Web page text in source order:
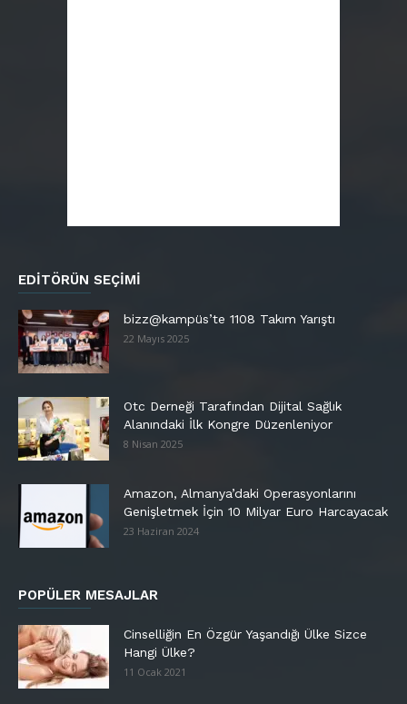
EDITÖRÜN SEÇIMI
bizz@kampüs’te 1108 Takım Yarıştı
22 Mayıs 2025
Otc Derneği Tarafından Dijital Sağlık
Alanındaki İlk Kongre Düzenleniyor
8 Nisan 2025
Amazon, Almanya’daki Operasyonlarını
Genişletmek İçin 10 Milyar Euro Harcayacak
23 Haziran 2024
POPÜLER MESAJLAR
Cinselliğin En Özgür Yaşandığı Ülke Sizce
Hangi Ülke?
11 Ocak 2021